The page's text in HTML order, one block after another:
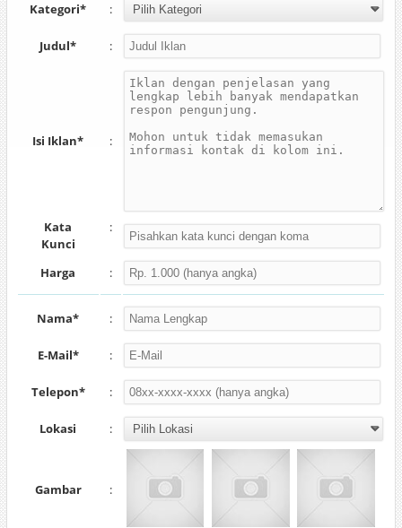
Kategori* :
Judul* :
Isi Iklan* :
Kata
Kunci
:
Harga :
Nama* :
E-Mail* :
Telepon* :
Lokasi :
Gambar :